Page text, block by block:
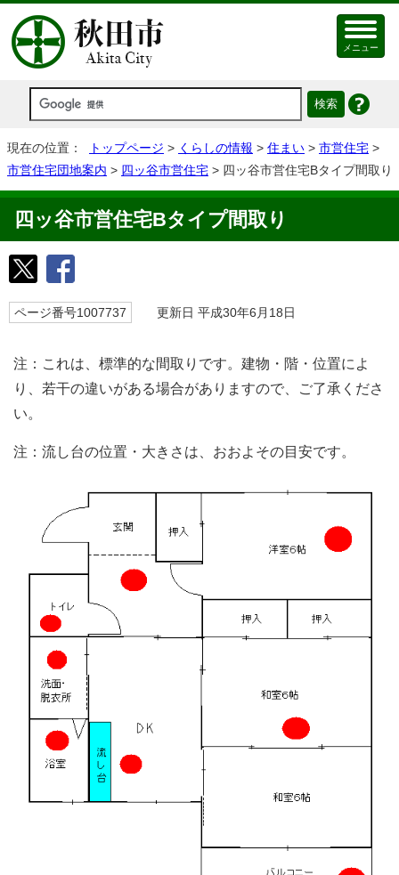
メニュー
現在の位置： トップページ > くらしの情報 > 住まい > 市営住宅 >
市営住宅団地案内 > 四ッ谷市営住宅 > 四ッ谷市営住宅Bタイプ間取り
四ッ谷市営住宅Bタイプ間取り
ページ番号1007737 更新日 平成30年6月18日
注：これは、標準的な間取りです。建物・階・位置によ
り、若干の違いがある場合がありますので、ご了承くださ
い。
注：流し台の位置・大きさは、おおよその目安です。